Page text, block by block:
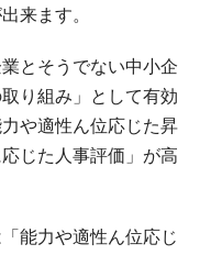
来ます。
とそうでない中小企
り組み」として有効
や適性ん位応じた昇
じた人事評価」が高
能力や適性ん位応じ